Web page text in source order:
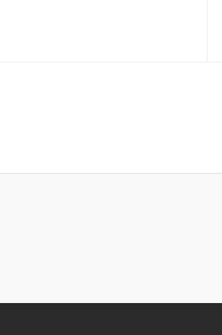
Сравнение